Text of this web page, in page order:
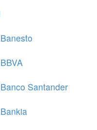
Santander